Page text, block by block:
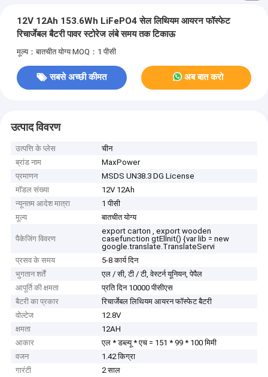
12V 12Ah 153.6Wh LiFePO4 सेल लिथियम आयरन फॉस्फेट
रिचार्जेबल बैटरी पावर स्टोरेज लंबे समय तक टिकाऊ
मूल्य：बातचीत योग्य MOQ：1 पीसी
सबसे अच्छी कीमत अब बात करो
उत्पाद विवरण
उत्पत्ति के प्लेस
चीन
ब्रांड नाम
MaxPower
प्रमाणन
MSDS UN38.3 DG License
मॉडल संख्या
12V 12Ah
न्यूनतम आदेश मात्रा
1 पीसी
मूल्य
बातचीत योग्य
पैकेजिंग विवरण
export carton , export wooden
casefunction gtElInit() {var lib = new
google.translate.TranslateServi
प्रसव के समय
5-8 कार्य दिन
भुगतान शर्तें
एल / सी, टी / टी, वेस्टर्न यूनियन, पेपैल
आपूर्ति की क्षमता
प्रति दिन 10000 पीसीएस
बैटरी का प्रकार
रिचार्जेबल लिथियम आयरन फॉस्फेट बैटरी
वोल्टेज
12.8V
क्षमता
12AH
आकार
एल * डब्ल्यू * एच = 151 * 99 * 100 मिमी
वजन
1.42 किग्रा
गारंटी
2 साल